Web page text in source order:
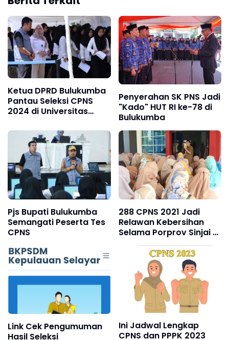
Ketua DPRD Bulukumba
Pantau Seleksi CPNS
2024 di Universitas
Penyerahan SK PNS Jadi
"Kado" HUT RI ke-78 di
Bulukumba
Pjs Bupati Bulukumba
Semangati Peserta Tes
CPNS
288 CPNS 2021 Jadi
Relawan Kebersihan
Selama Porprov Sinjai -
Bulukumba
Link Cek Pengumuman
Hasil Seleksi
Ini Jadwal Lengkap
CPNS dan PPPK 2023